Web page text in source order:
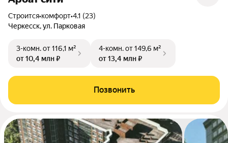
Строится•комфорт•4.1 (23)
Черкесск, ул. Парковая
3-комн.от 116,1 м²
от 10,4 млн ₽
4-комн.от 149,6 м²
от 13,4 млн ₽
Позвонить